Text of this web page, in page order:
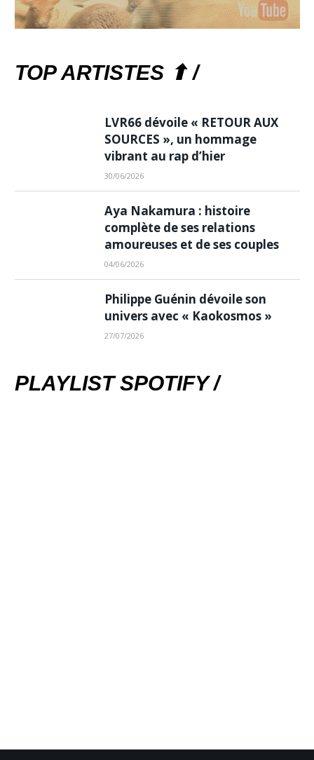
TOP ARTISTES ⬆ /
LVR66 dévoile « RETOUR AUX
SOURCES », un hommage
vibrant au rap d’hier
30/06/2026
Aya Nakamura : histoire
complète de ses relations
amoureuses et de ses couples
04/06/2026
Philippe Guénin dévoile son
univers avec « Kaokosmos »
27/07/2026
PLAYLIST SPOTIFY /